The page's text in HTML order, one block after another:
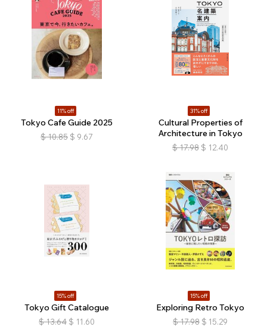
11% off
Tokyo Cafe Guide 2025
$ 10.85 $ 9.67
31% off
Cultural Properties of
Architecture in Tokyo
$ 17.98 $ 12.40
15% off
Tokyo Gift Catalogue
$ 13.64 $ 11.60
15% off
Exploring Retro Tokyo
$ 17.98 $ 15.29